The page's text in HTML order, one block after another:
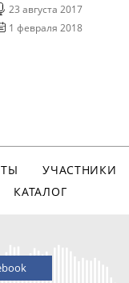
23 августа 2017
1 февраля 2018
УЧАСТНИКИ
КАТАЛОГ